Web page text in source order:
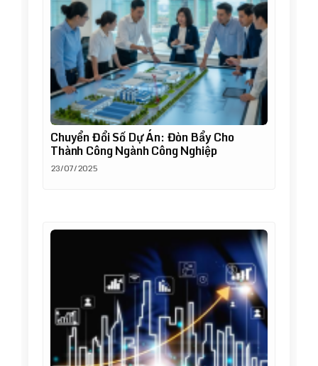
Chuyển Đổi Số Dự Án: Đòn Bẩy Cho
Thành Công Ngành Công Nghiệp
23/07/2025